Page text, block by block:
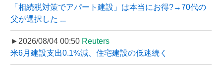
「相続税対策でアパート建設」は本当にお得?→70代の
父が選択した ...
►2026/08/04 00:50 Reuters
米6月建設支出0.1%減、住宅建設の低迷続く